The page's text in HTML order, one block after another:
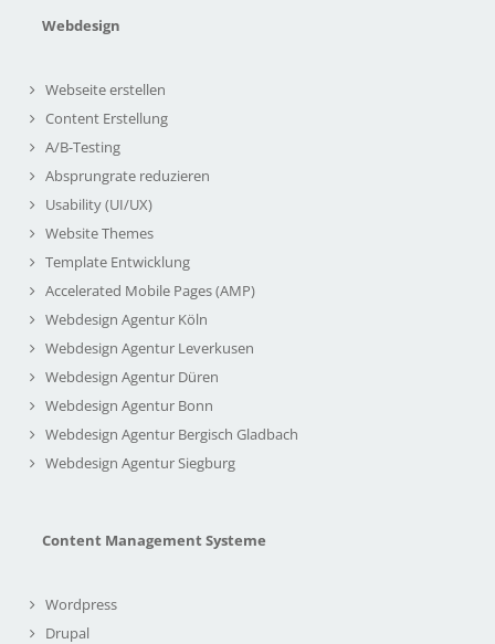
Webdesign
Webseite erstellen
Content Erstellung
A/B-Testing
Absprungrate reduzieren
Usability (UI/UX)
Website Themes
Template Entwicklung
Accelerated Mobile Pages (AMP)
Webdesign Agentur Köln
Webdesign Agentur Leverkusen
Webdesign Agentur Düren
Webdesign Agentur Bonn
Webdesign Agentur Bergisch Gladbach
Webdesign Agentur Siegburg
Content Management Systeme
Wordpress
Drupal